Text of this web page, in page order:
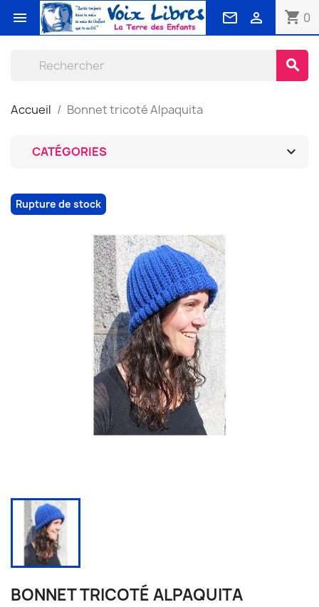
 shopping_cart 0
 
search
Accueil Bonnet tricoté Alpaquita
CATÉGORIES 
Rupture de stock
BONNET TRICOTÉ ALPAQUITA